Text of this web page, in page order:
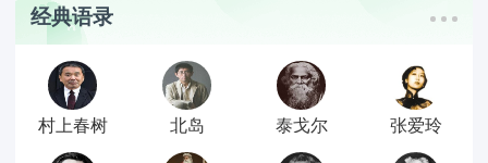
经典语录
村上春树 北岛 泰戈尔 张爱玲